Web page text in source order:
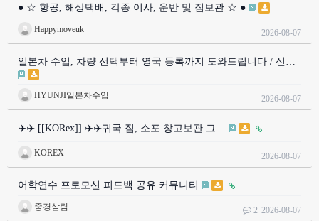
● ☆ 항공, 해상택배, 각종 이사, 운반 및 짐보관 ☆ ●
Happymoveuk 2026-08-07
일본차 수입, 차량 선택부터 영국 등록까지 도와드립니다 / 신…
HYUNJI일본차수입 2026-08-07
✈️✈️ [[KORex]] ✈️✈️귀국 짐, 소포.창고보관.그…
KOREX 2026-08-07
어학연수 프로모션 피드백 공유 커뮤니티
중경삼림 2 2026-08-07